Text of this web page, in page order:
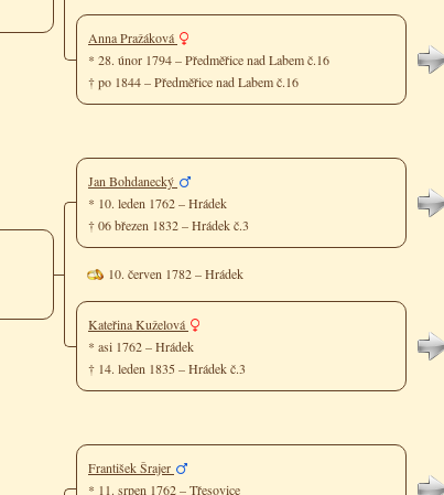
Anna Pražáková
* 28. únor 1794 – Předměřice nad Labem č.16
† po 1844 – Předměřice nad Labem č.16
Jan Bohdanecký
* 10. leden 1762 – Hrádek
† 06 březen 1832 – Hrádek č.3
10. červen 1782 – Hrádek
Kateřina Kuželová
* asi 1762 – Hrádek
† 14. leden 1835 – Hrádek č.3
František Šrajer
* 11. srpen 1762 – Třesovice